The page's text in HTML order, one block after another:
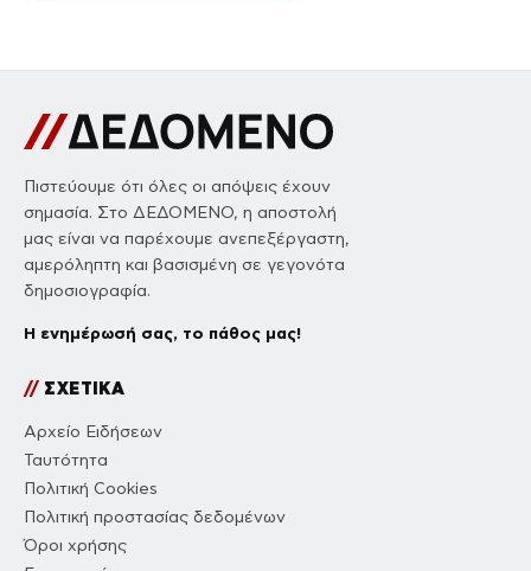
Πιστεύουμε ότι όλες οι απόψεις έχουν
σημασία. Στο ΔΕΔΟΜΕΝΟ, η αποστολή
μας είναι να παρέχουμε ανεπεξέργαστη,
αμερόληπτη και βασισμένη σε γεγονότα
δημοσιογραφία.
Η ενημέρωσή σας, το πάθος μας!
//ΣΧΕΤΙΚΑ
Αρχείο Ειδήσεων
Ταυτότητα
Πολιτική Cookies
Πολιτική προστασίας δεδομένων
Όροι χρήσης